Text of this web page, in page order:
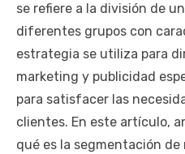
se refiere a la división de
diferentes grupos con
estrategia se utiliza para
marketing y publicidad
para satisfacer las
clientes. En este artículo,
qué es la segmentación